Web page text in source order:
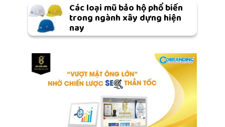
Các loại mũ bảo hộ phổ biến
trong ngành xây dựng hiện
nay